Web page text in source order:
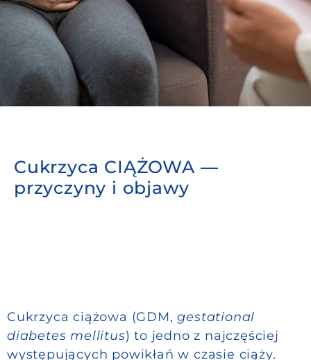
Niezbędnik cukrzyka
Wyznania diabetyka
Do pobrania
Cukrzyca CIĄŻOWA —
przyczyny i objawy
Cukrzyca ciążowa (GDM,gestational
diabetes mellitus) to jedno z najczęściej
występujących powikłań w czasie ciąży.